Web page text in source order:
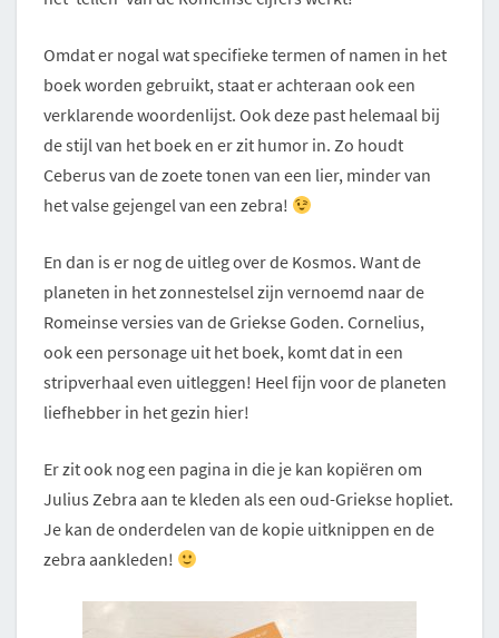
Omdat er nogal wat specifieke termen of namen in het
boek worden gebruikt, staat er achteraan ook een
verklarende woordenlijst. Ook deze past helemaal bij
de stijl van het boek en er zit humor in. Zo houdt
Ceberus van de zoete tonen van een lier, minder van
het valse gejengel van een zebra!
En dan is er nog de uitleg over de Kosmos. Want de
planeten in het zonnestelsel zijn vernoemd naar de
Romeinse versies van de Griekse Goden. Cornelius,
ook een personage uit het boek, komt dat in een
stripverhaal even uitleggen! Heel fijn voor de planeten
liefhebber in het gezin hier!
Er zit ook nog een pagina in die je kan kopiëren om
Julius Zebra aan te kleden als een oud-Griekse hopliet.
Je kan de onderdelen van de kopie uitknippen en de
zebra aankleden!